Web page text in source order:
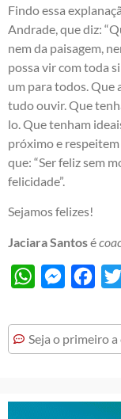
Findo essa
Andrade, que diz:
nem da paisagem,
possa vir com toda
um para todos. Que
tudo ouvir. Que
lo. Que tenham
próximo e
que: “Ser feliz sem
felicidade”.
Sejamos felizes!
Jaciara Santosé
WhatsAppMessenger
Seja o primeiro